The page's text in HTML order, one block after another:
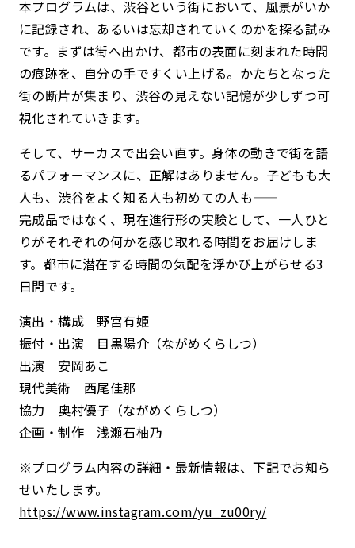
本プログラムは、渋谷という街において、風景がいか
に記録され、あるいは忘却されていくのかを探る試み
です。まずは街へ出かけ、都市の表面に刻まれた時間
の痕跡を、自分の手ですくい上げる。かたちとなった
街の断片が集まり、渋谷の見えない記憶が少しずつ可
視化されていきます。
そして、サーカスで出会い直す。身体の動きで街を語
るパフォーマンスに、正解はありません。子どもも大
人も、渋谷をよく知る人も初めての人も——
完成品ではなく、現在進行形の実験として、一人ひと
りがそれぞれの何かを感じ取れる時間をお届けしま
す。都市に潜在する時間の気配を浮かび上がらせる3
日間です。
演出・構成 野宮有姫
振付・出演 目黒陽介（ながめくらしつ）
出演 安岡あこ
現代美術 西尾佳那
協力 奥村優子（ながめくらしつ）
企画・制作 浅瀬石柚乃
※プログラム内容の詳細・最新情報は、下記でお知ら
せいたします。
https://www.instagram.com/yu_zu00ry/